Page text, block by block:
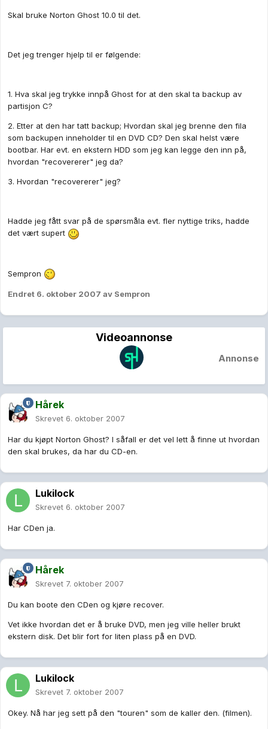
Skal bruke Norton Ghost 10.0 til det.
Det jeg trenger hjelp til er følgende:
1. Hva skal jeg trykke innpå Ghost for at den skal ta backup av
partisjon C?
2. Etter at den har tatt backup; Hvordan skal jeg brenne den fila
som backupen inneholder til en DVD CD? Den skal helst være
bootbar. Har evt. en ekstern HDD som jeg kan legge den inn på,
hvordan "recovererer" jeg da?
3. Hvordan "recovererer" jeg?
Hadde jeg fått svar på de spørsmåla evt. fler nyttige triks, hadde
det vært supert
Sempron
Endret 6. oktober 2007 av Sempron
Videoannonse
Annonse
Hårek
Skrevet 6. oktober 2007
Har du kjøpt Norton Ghost? I såfall er det vel lett å finne ut hvordan
den skal brukes, da har du CD-en.
Lukilock
Skrevet 6. oktober 2007
Har CDen ja.
Hårek
Skrevet 7. oktober 2007
Du kan boote den CDen og kjøre recover.
Vet ikke hvordan det er å bruke DVD, men jeg ville heller brukt
ekstern disk. Det blir fort for liten plass på en DVD.
Lukilock
Skrevet 7. oktober 2007
Okey. Nå har jeg sett på den "touren" som de kaller den. (filmen).